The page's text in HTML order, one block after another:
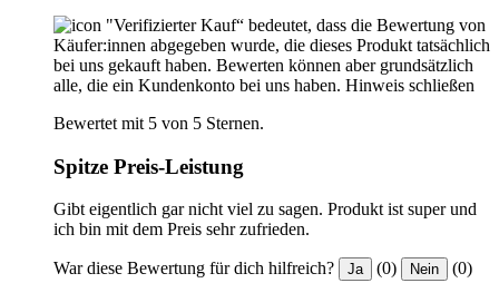
"Verifizierter Kauf“ bedeutet, dass die Bewertung von
Käufer:innen abgegeben wurde, die dieses Produkt tatsächlich
bei uns gekauft haben. Bewerten können aber grundsätzlich
alle, die ein Kundenkonto bei uns haben. Hinweis schließen
Bewertet mit 5 von 5 Sternen.
Spitze Preis-Leistung
Gibt eigentlich gar nicht viel zu sagen. Produkt ist super und
ich bin mit dem Preis sehr zufrieden.
War diese Bewertung für dich hilfreich? Ja (0) Nein (0)